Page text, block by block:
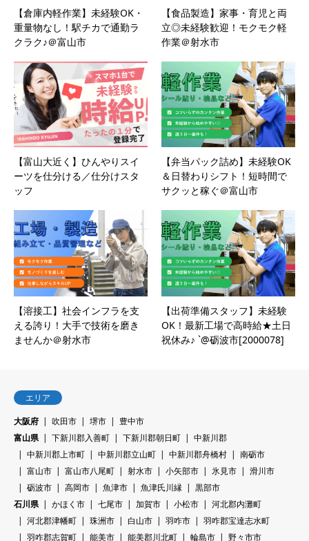
【倉庫内軽作業】未経験OK・
重量物なし！駅チカで通勤ラ
クラク♪＠富山市
【食品製造】家事・育児と両
立◎未経験歓迎！モクモク軽
作業＠射水市
【富山大近く】ひんやりスイ
ーツを仕分ける／仕分けスタ
ッフ
【弁当パック詰め】未経験OK
＆日替わりシフト！短時間で
サクッと稼ぐ＠富山市
【溶接工】社会インフラを支
える誇り！大手で技術を磨き
ませんか＠射水市
【出荷準備スタッフ】未経験
OK！最新工場で高時給★土日
祝休み♪ `@砺波市[2000078]
エリア
大阪府
吹田市 堺市
豊中市
富山県
下新川郡入善町 下新川郡朝日町
中新川郡
中新川郡上市町
中新川郡立山町 中新川郡舟橋村
南砺市
富山市
富山市八尾町 射水市 小矢部市 氷見市
滑川市
砺波市
高岡市 魚津市 魚津氏川縁
黒部市
石川県
かほく市 七尾市 加賀市 小松市
河北郡内灘町
河北郡津幡町
珠洲市 白山市 羽咋市
羽咋郡宝達志水町
羽咋郡志賀町
能美市 能美郡川北町 輪島市
野々市市